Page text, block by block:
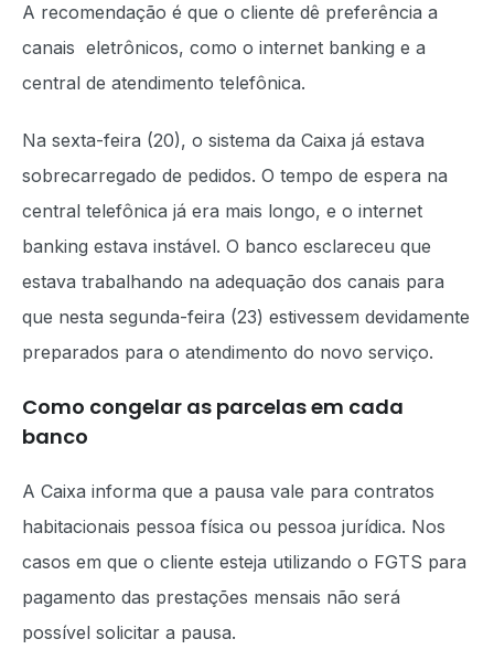
A recomendação é que o cliente dê preferência a
canais eletrônicos, como o internet banking e a
central de atendimento telefônica.
Na sexta-feira (20), o sistema da Caixa já estava
sobrecarregado de pedidos. O tempo de espera na
central telefônica já era mais longo, e o internet
banking estava instável. O banco esclareceu que
estava trabalhando na adequação dos canais para
que nesta segunda-feira (23) estivessem devidamente
preparados para o atendimento do novo serviço.
Como congelar as parcelas em cada
banco
A Caixa informa que a pausa vale para contratos
habitacionais pessoa física ou pessoa jurídica. Nos
casos em que o cliente esteja utilizando o FGTS para
pagamento das prestações mensais não será
possível solicitar a pausa.